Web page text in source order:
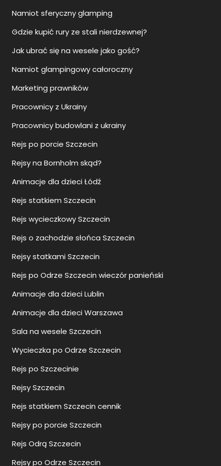
Namiot sferyczny glamping
Gdzie kupić rury ze stali nierdzewnej?
Jak ubrać się na wesele jako gość?
Namiot glampingowy całoroczny
Marketing prawników
Pracownicy z Ukrainy
Pracownicy budowlani z ukrainy
Rejs po porcie Szczecin
Rejsy na Bornholm skąd?
Animacje dla dzieci Łódź
Rejs statkiem Szczecin
Rejs wycieczkowy Szczecin
Rejs o zachodzie słońca Szczecin
Rejsy statkami Szczecin
Rejs po Odrze Szczecin wieczór panieński
Animacje dla dzieci Lublin
Animacje dla dzieci Warszawa
Sala na wesele Szczecin
Wycieczka po Odrze Szczecin
Rejs po Szczecinie
Rejsy Szczecin
Rejs statkiem Szczecin cennik
Rejsy po porcie Szczecin
Rejs Odrą Szczecin
Rejsy po Odrze Szczecin